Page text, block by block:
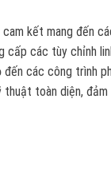
cam kết mang đến
cấp các tùy
các công trình
toàn diện,